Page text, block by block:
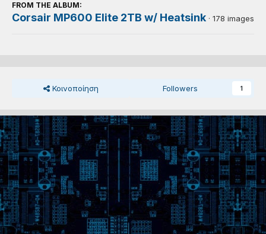
FROM THE ALBUM:
Corsair MP600 Elite 2TB w/ Heatsink · 178 images
Κοινοποίηση Followers 1